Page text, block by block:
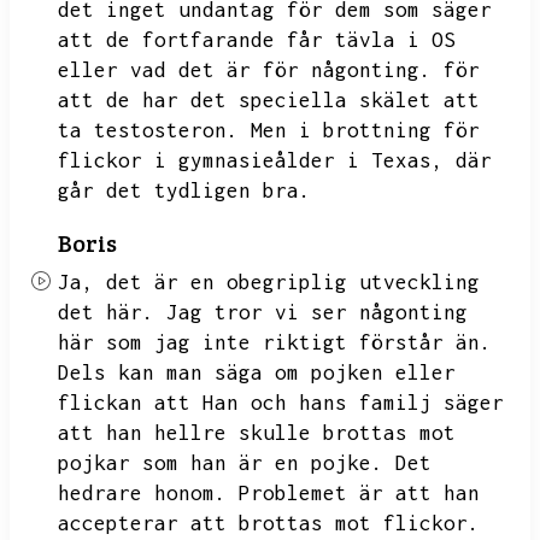
det inget undantag för dem som säger
att de fortfarande får tävla i OS
eller vad det är för någonting.
för
att de har det speciella skälet att
ta testosteron.
Men i brottning för
flickor i gymnasieålder i Texas,
där
går det tydligen bra.
Boris
Ja,
det är en obegriplig utveckling
det här.
Jag tror vi ser någonting
här som jag inte riktigt förstår än.
Dels kan man säga om pojken eller
flickan att Han och hans familj säger
att han hellre skulle brottas mot
pojkar som han är en pojke.
Det
hedrare honom.
Problemet är att han
accepterar att brottas mot flickor.